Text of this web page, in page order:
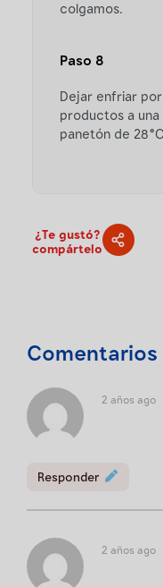
colgamos.
Paso 8
Dejar enfriar
productos a
panetón de
¿Te gustó?
compártelo
Comentarios
2 años ago
Responder
2 años ago